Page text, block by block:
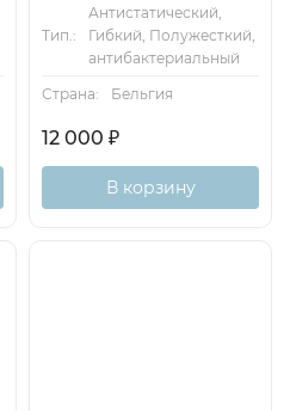
Тип.:
Антистатический,
Гибкий, Полужесткий,
антибактериальный
Страна:
Бельгия
12 000 ₽
В корзину